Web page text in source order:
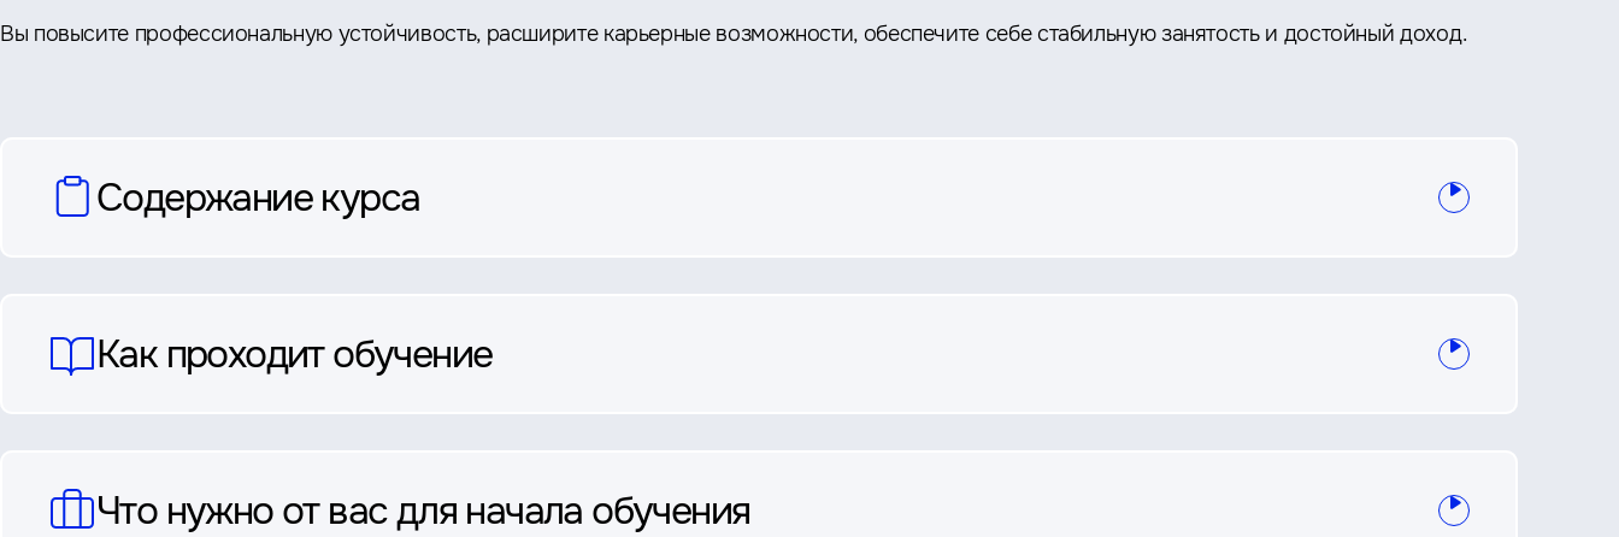
Вы повысите профессиональную устойчивость, расширите карьерные возможности, обеспечите себе стабильную занятость и достойный доход.
вопросы
Содержание курса
Как проходит обучение
Что нужно от вас для начала обучения